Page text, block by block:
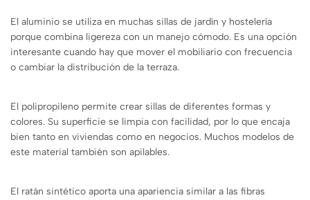
El aluminio se utiliza en muchas sillas de jardín y hostelería
porque combina ligereza con un manejo cómodo. Es una opción
interesante cuando hay que mover el mobiliario con frecuencia
o cambiar la distribución de la terraza.
El polipropileno permite crear sillas de diferentes formas y
colores. Su superficie se limpia con facilidad, por lo que encaja
bien tanto en viviendas como en negocios. Muchos modelos de
este material también son apilables.
El ratán sintético aporta una apariencia similar a las fibras